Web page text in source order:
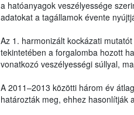
a hatóanyagok veszélyessége
adatokat a tagállamok évente
Az 1. harmonizált kockázati
tekintetében a forgalomba hozott
vonatkozó veszélyességi súllyal,
A 2011–2013 közötti három év
határozták meg, ehhez hasonlítják